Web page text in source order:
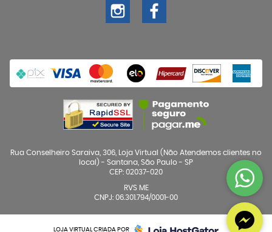
Rua Conselheiro Saraiva, 306, Loja Virtual (Não Atendemos clientes no
local) - Santana, São Paulo - SP
CEP: 02037-020
RVS ME
CNPJ: 06.301.794/0001-00
LOJA VIRTUAL CRIADA POR